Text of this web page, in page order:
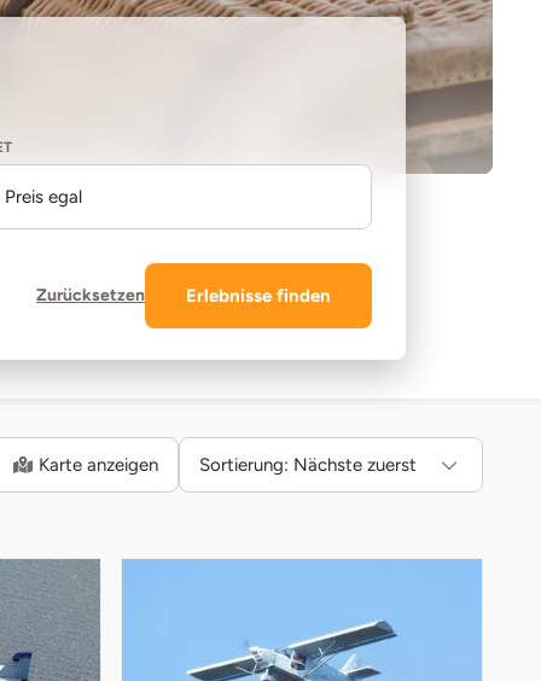
Preis egal
Zurücksetzen Erlebnisse finden
Karte anzeigen Sortierung: Nächste zuerst